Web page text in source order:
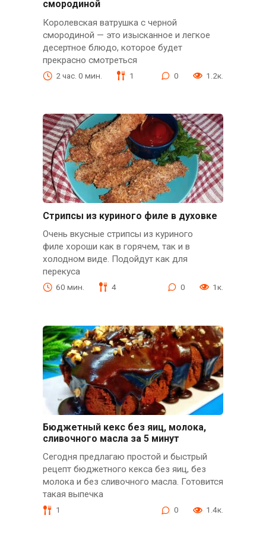
смородиной
Королевская ватрушка с черной
смородиной — это изысканное и легкое
десертное блюдо, которое будет
прекрасно смотреться
2 час. 0 мин. 1 0 1.2к.
Стрипсы из куриного филе в духовке
Очень вкусные стрипсы из куриного
филе хороши как в горячем, так и в
холодном виде. Подойдут как для
перекуса
60 мин. 4 0 1к.
Бюджетный кекс без яиц, молока,
сливочного масла за 5 минут
Сегодня предлагаю простой и быстрый
рецепт бюджетного кекса без яиц, без
молока и без сливочного масла. Готовится
такая выпечка
1 0 1.4к.